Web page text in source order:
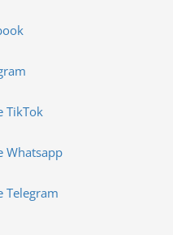
TikTok
Whatsapp
Telegram